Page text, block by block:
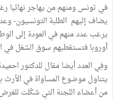
في تونس ومنهم من يهاجر نهائيا
يرغب عدد منهم في العودة إلى
أوروبا فتستقطبهم سوق الشغل في
وفِي العدد أيضا مقال للدكتور
يتناول موضوع المساواة في
من أعضاء اللجنة التي شكّلت